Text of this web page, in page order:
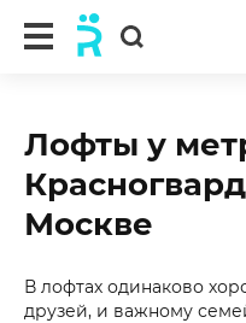
Лофты у
Москве
В лофтах одинаково
друзей, и важному